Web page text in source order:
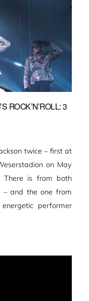
ROCK’N’ROLL: 3
twice – first at
on May
There is from both
– and the one from
performer